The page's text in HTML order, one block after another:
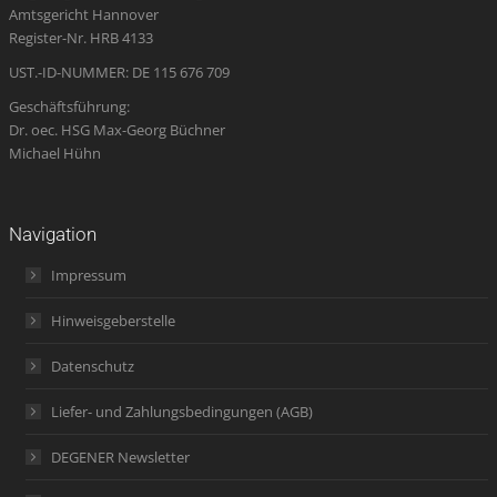
windowwindowwindow
new
Amtsgericht Hannover
Register-Nr. HRB 4133
UST.-ID-NUMMER: DE 115 676 709
Geschäftsführung:
Dr. oec. HSG Max-Georg Büchner
Michael Hühn
Navigation
Impressum
Hinweisgeberstelle
Datenschutz
Liefer- und Zahlungsbedingungen (AGB)
DEGENER Newsletter